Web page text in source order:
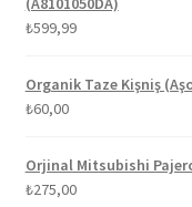
₺599,99
Organik Taze Kişniş
₺60,00
Orjinal Mitsubishi
₺275,00